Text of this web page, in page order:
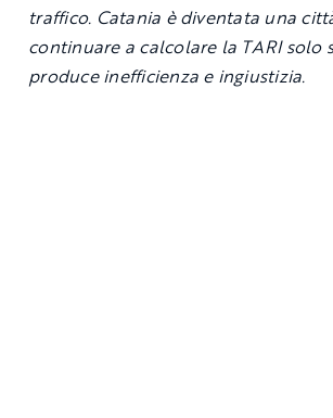
traffico. Catania è diventata una
continuare a calcolare la TARI solo
produce inefficienza e ingiustizia.